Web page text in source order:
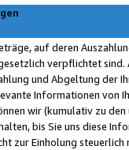
auf deren
verpflichtet
und Abgeltung der
Informationen von
wir (kumulativ zu
bis Sie uns diese
zur Einholung